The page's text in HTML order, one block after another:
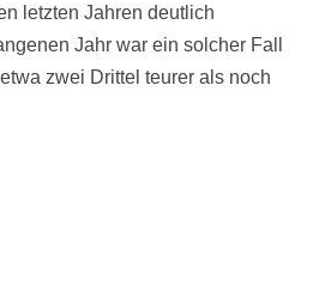
letzten Jahren deutlich
Jahr war ein solcher Fall
zwei Drittel teurer als noch